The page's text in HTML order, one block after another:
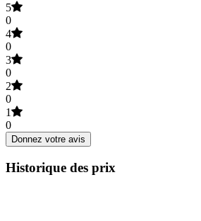
5
0
4
0
3
0
2
0
1
0
Donnez votre avis
Historique des prix